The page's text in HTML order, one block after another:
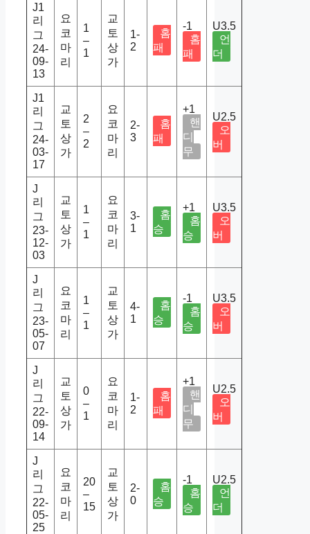
J1
리
그
24-
09-
13
요
코
마
리
1
–
1
교
토
상
가
1-
2
홈
패
-1
홈
패
U3.5
언
더
J1
리
그
24-
03-
17
교
토
상
가
2
–
2
요
코
마
리
2-
3
홈
패
+1
핸
디
무
U2.5
오
버
J
리
그
23-
12-
03
교
토
상
가
1
–
1
요
코
마
리
3-
1
홈
승
+1
홈
승
U3.5
오
버
J
리
그
23-
05-
07
요
코
마
리
1
–
1
교
토
상
가
4-
1
홈
승
-1
홈
승
U3.5
오
버
J
리
그
22-
09-
14
교
토
상
가
0
–
1
요
코
마
리
1-
2
홈
패
+1
핸
디
무
U2.5
오
버
J
리
그
22-
05-
25
요
코
마
리
20
–
15
교
토
상
가
2-
0
홈
승
-1
홈
승
U2.5
언
더